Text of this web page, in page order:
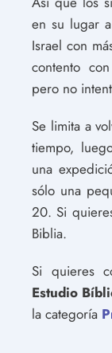
en su lugar
Israel con
contento
pero no
Se limita a
tiempo,
una
sólo una
20. Si
Biblia.
Si quieres
Estudio
la categoría